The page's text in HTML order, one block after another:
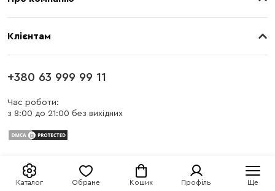
Клієнтам
Оплата
Блог
Публічна оферта
+380 63 999 99 11
Час роботи:
з 8:00 до 21:00 без вихідних
Каталог Обране Кошик Профіль Ще